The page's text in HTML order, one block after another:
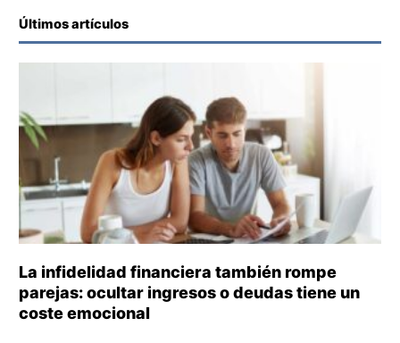
Últimos artículos
La infidelidad financiera también rompe
parejas: ocultar ingresos o deudas tiene un
coste emocional